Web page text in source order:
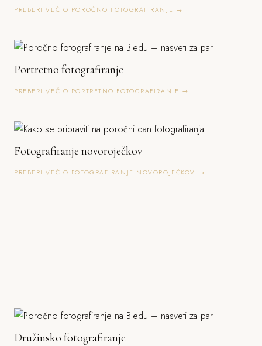
PREBERI VEČ O POROČNO FOTOGRAFIRANJE →
Portretno fotografiranje
PREBERI VEČ O PORTRETNO FOTOGRAFIRANJE →
Fotografiranje novoroječkov
PREBERI VEČ O FOTOGRAFIRANJE NOVOROJEČKOV →
Družinsko fotografiranje